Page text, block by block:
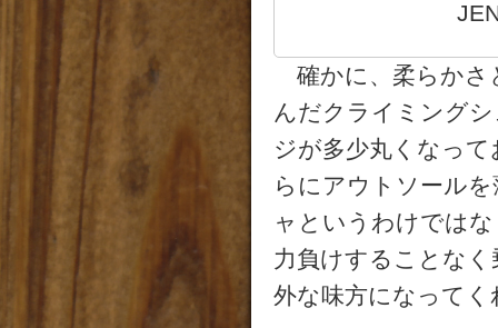
確かに、柔らかさ
んだクライミング
ジが多少丸くなっ
らにアウトソール
ャというわけでは
力負けすることな
外な味方になって